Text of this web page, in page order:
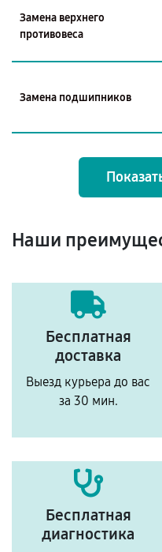
Замена верхнего
противовеса
Замена подшипников
Наши
Бесплатная
доставка
Выезд курьера до вас
за 30 мин.
Бесплатная
диагностика